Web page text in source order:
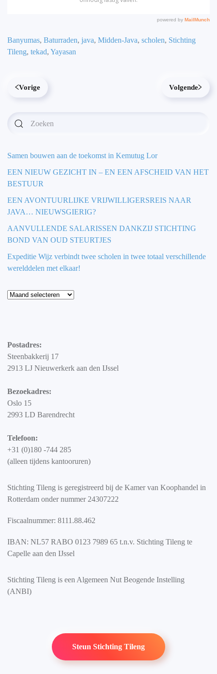
Banyumas, Baturraden, java, Midden-Java, scholen, Stichting
Tileng, tekad, Yayasan
Vorige Volgende
Samen bouwen aan de toekomst in Kemutug Lor
EEN NIEUW GEZICHT IN – EN EEN AFSCHEID VAN HET
BESTUUR
EEN AVONTUURLIJKE VRIJWILLIGERSREIS NAAR
JAVA… NIEUWSGIERIG?
AANVULLENDE SALARISSEN DANKZIJ STICHTING
BOND VAN OUD STEURTJES
Expeditie Wijz verbindt twee scholen in twee totaal verschillende
werelddelen met elkaar!
Blog
Postadres:
Steenbakkerij 17
2913 LJ Nieuwerkerk aan den IJssel
Bezoekadres:
Oslo 15
2993 LD Barendrecht
Telefoon:
+31 (0)180 -744 285
(alleen tijdens kantooruren)
Stichting Tileng is geregistreerd bij de Kamer van Koophandel in
Rotterdam onder nummer 24307222
Fiscaalnummer: 8111.88.462
IBAN: NL57 RABO 0123 7989 65 t.n.v. Stichting Tileng te
Capelle aan den IJssel
Stichting Tileng is een Algemeen Nut Beogende Instelling
(ANBI)
Steun Stichting Tileng